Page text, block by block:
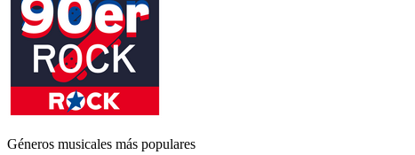
Géneros musicales más populares